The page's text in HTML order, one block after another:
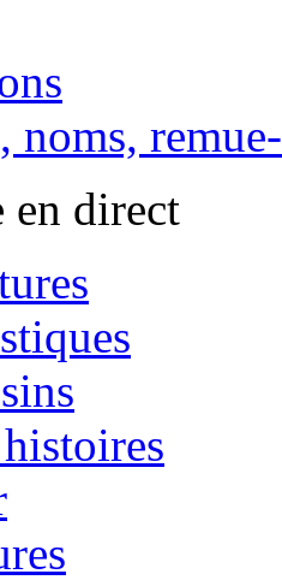
noms,
en direct